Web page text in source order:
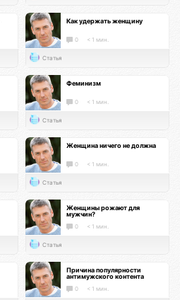
Как удержать женщину
0 < 1 мин.
Статья
Феминизм
0 < 1 мин.
Статья
Женщина ничего не должна
0 < 1 мин.
Статья
Женщины рожают для
мужчин?
0 < 1 мин.
Статья
Причина популярности
антимужского контента
0 < 1 мин.